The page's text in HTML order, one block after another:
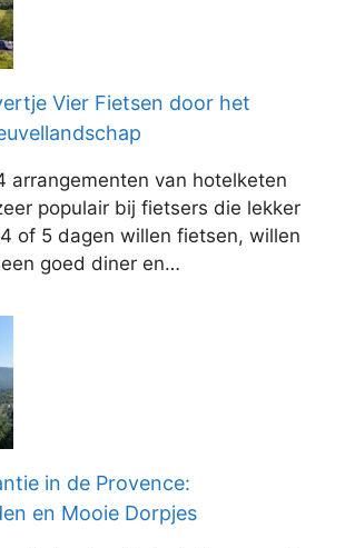
Vier Fietsen door het
arrangementen van hotelketen
populair bij fietsers die lekker
of 5 dagen willen fietsen, willen
goed diner en…
in de Provence:
en Mooie Dorpjes